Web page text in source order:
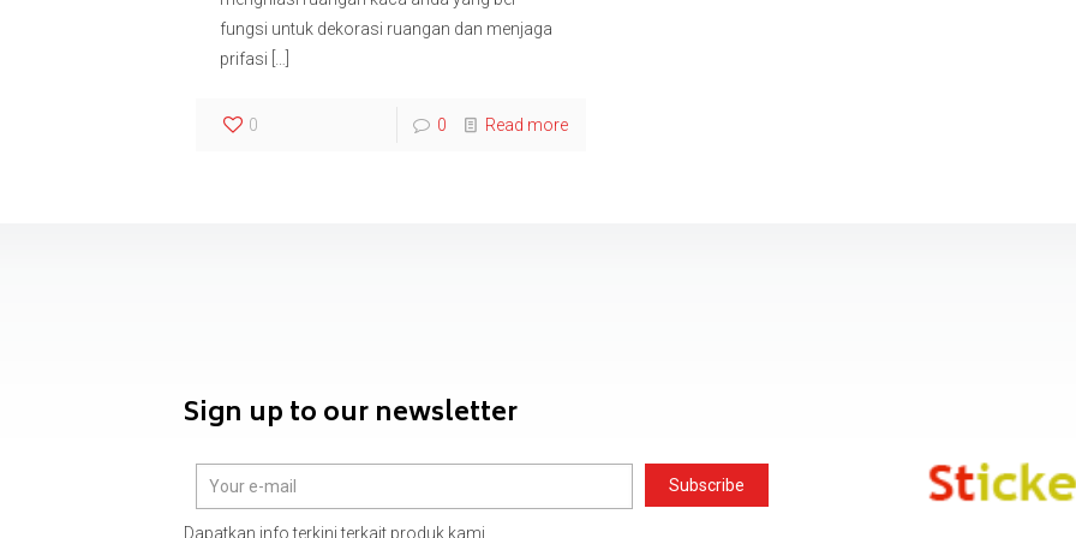
fungsi untuk dekorasi ruangan dan menjaga
prifasi
0 0 Read more
Sign up to our newsletter
Dapatkan info terkini terkait produk kami